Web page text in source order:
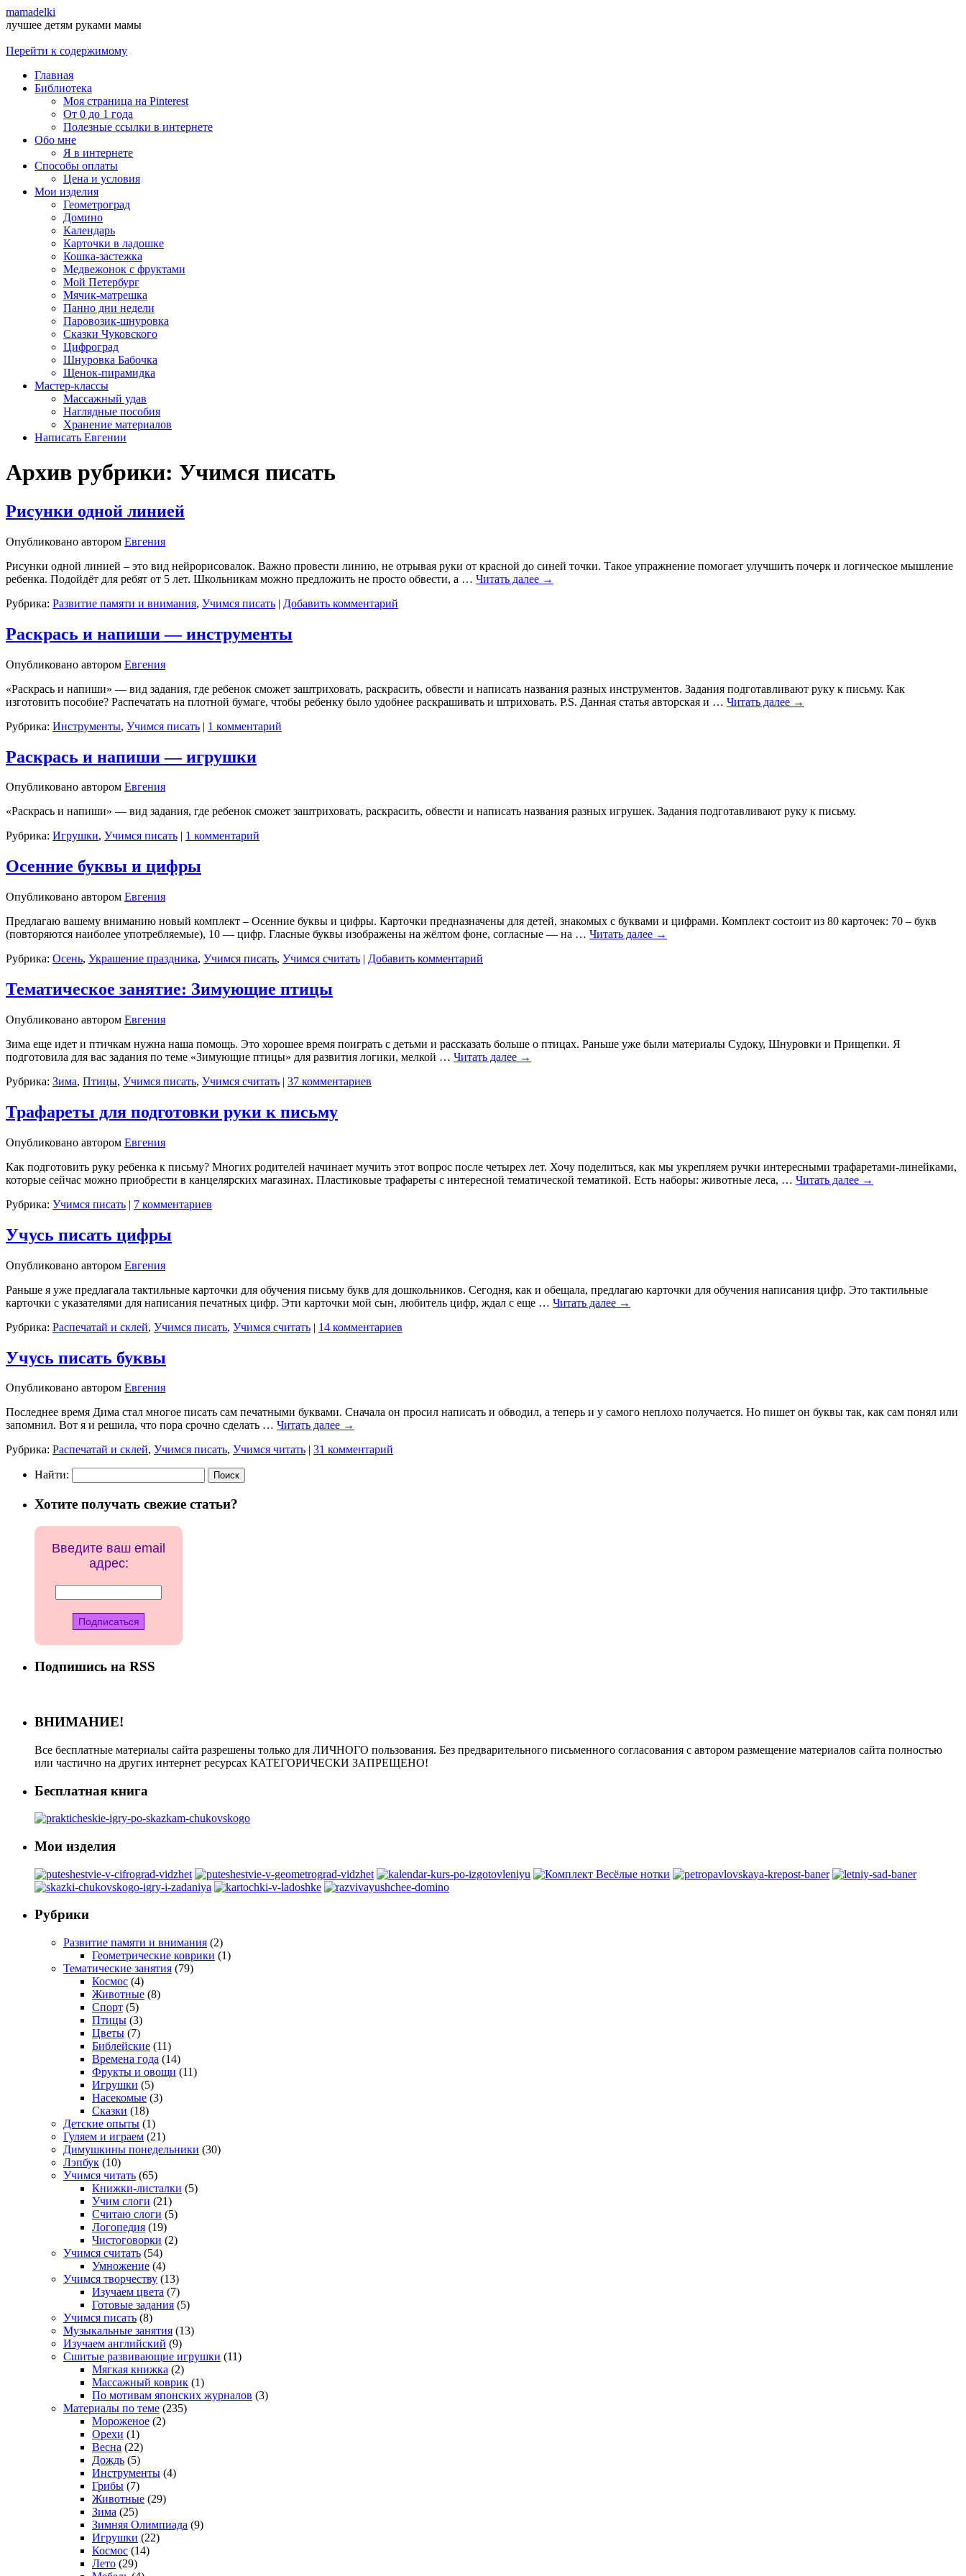
mamadelki
лучшее детям руками мамы
Перейти к содержимому
Главная
Библиотека
Моя страница на Pinterest
От 0 до 1 года
Полезные ссылки в интернете
Обо мне
Я в интернете
Способы оплаты
Цена и условия
Мои изделия
Геометроград
Домино
Календарь
Карточки в ладошке
Кошка-застежка
Медвежонок с фруктами
Мой Петербург
Мячик-матрешка
Панно дни недели
Паровозик-шнуровка
Сказки Чуковского
Цифроград
Шнуровка Бабочка
Щенок-пирамидка
Мастер-классы
Массажный удав
Наглядные пособия
Хранение материалов
Написать Евгении
Архив рубрики: Учимся писать
Рисунки одной линией
Опубликовано автором Евгения
Рисунки одной линией – это вид нейрорисовалок. Важно провести линию, не отрывая руки от красной до синей точки. Такое упражнение помогает улучшить почерк и логическое мышление
ребенка. Подойдёт для ребят от 5 лет. Школьникам можно предложить не просто обвести, а … Читать далее →
Рубрика: Развитие памяти и внимания, Учимся писать | Добавить комментарий
Раскрась и напиши — инструменты
Опубликовано автором Евгения
«Раскрась и напиши» — вид задания, где ребенок сможет заштриховать, раскрасить, обвести и написать названия разных инструментов. Задания подготавливают руку к письму. Как
изготовить пособие? Распечатать на плотной бумаге, чтобы ребенку было удобнее раскрашивать и штриховать. P.S. Данная статья авторская и … Читать далее →
Рубрика: Инструменты, Учимся писать | 1 комментарий
Раскрась и напиши — игрушки
Опубликовано автором Евгения
«Раскрась и напиши» — вид задания, где ребенок сможет заштриховать, раскрасить, обвести и написать названия разных игрушек. Задания подготавливают руку к письму.
Рубрика: Игрушки, Учимся писать | 1 комментарий
Осенние буквы и цифры
Опубликовано автором Евгения
Предлагаю вашему вниманию новый комплект – Осенние буквы и цифры. Карточки предназначены для детей, знакомых с буквами и цифрами. Комплект состоит из 80 карточек: 70 – букв
(повторяются наиболее употребляемые), 10 — цифр. Гласные буквы изображены на жёлтом фоне, согласные — на … Читать далее →
Рубрика: Осень, Украшение праздника, Учимся писать, Учимся считать | Добавить комментарий
Тематическое занятие: Зимующие птицы
Опубликовано автором Евгения
Зима еще идет и птичкам нужна наша помощь. Это хорошее время поиграть с детьми и рассказать больше о птицах. Раньше уже были материалы Судоку, Шнуровки и Прищепки. Я
подготовила для вас задания по теме «Зимующие птицы» для развития логики, мелкой … Читать далее →
Рубрика: Зима, Птицы, Учимся писать, Учимся считать | 37 комментариев
Трафареты для подготовки руки к письму
Опубликовано автором Евгения
Как подготовить руку ребенка к письму? Многих родителей начинает мучить этот вопрос после четырех лет. Хочу поделиться, как мы укрепляем ручки интересными трафаретами-линейками,
которые сейчас можно приобрести в канцелярских магазинах. Пластиковые трафареты с интересной тематической тематикой. Есть наборы: животные леса, … Читать далее →
Рубрика: Учимся писать | 7 комментариев
Учусь писать цифры
Опубликовано автором Евгения
Раньше я уже предлагала тактильные карточки для обучения письму букв для дошкольников. Сегодня, как и обещала, предлагаю карточки для обучения написания цифр. Это тактильные
карточки с указателями для написания печатных цифр. Эти карточки мой сын, любитель цифр, ждал с еще … Читать далее →
Рубрика: Распечатай и склей, Учимся писать, Учимся считать | 14 комментариев
Учусь писать буквы
Опубликовано автором Евгения
Последнее время Дима стал многое писать сам печатными буквами. Сначала он просил написать и обводил, а теперь и у самого неплохо получается. Но пишет он буквы так, как сам понял или
запомнил. Вот я и решила, что пора срочно сделать … Читать далее →
Рубрика: Распечатай и склей, Учимся писать, Учимся читать 31 комментарий
Найти:
Хотите получать свежие статьи?
Введите ваш email
адрес:
Подпишись на RSS
ВНИМАНИЕ!
Все бесплатные материалы сайта разрешены только для ЛИЧНОГО пользования. Без предварительного письменного согласования с автором размещение материалов сайта полностью
или частично на других интернет ресурсах КАТЕГОРИЧЕСКИ ЗАПРЕЩЕНО!
Бесплатная книга
Мои изделия
Рубрики
Развитие памяти и внимания (2)
Геометрические коврики (1)
Тематические занятия (79)
Космос (4)
Животные (8)
Спорт (5)
Птицы (3)
Цветы (7)
Библейские (11)
Времена года (14)
Фрукты и овощи (11)
Игрушки (5)
Насекомые (3)
Сказки (18)
Детские опыты (1)
Гуляем и играем (21)
Димушкины понедельники (30)
Лэпбук (10)
Учимся читать (65)
Книжки-листалки (5)
Учим слоги (21)
Считаю слоги (5)
Логопедия (19)
Чистоговорки (2)
Учимся считать (54)
Умножение (4)
Учимся творчеству (13)
Изучаем цвета (7)
Готовые задания (5)
Учимся писать (8)
Музыкальные занятия (13)
Изучаем английский (9)
Сшитые развивающие игрушки (11)
Мягкая книжка (2)
Массажный коврик (1)
По мотивам японских журналов (3)
Материалы по теме (235)
Мороженое (2)
Орехи (1)
Весна (22)
Дождь (5)
Инструменты (4)
Грибы (7)
Животные (29)
Зима (25)
Зимняя Олимпиада (9)
Игрушки (22)
Космос (14)
Лето (29)